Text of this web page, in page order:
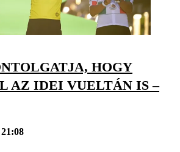
HOGY
AZ IDEI VUELTÁN IS –